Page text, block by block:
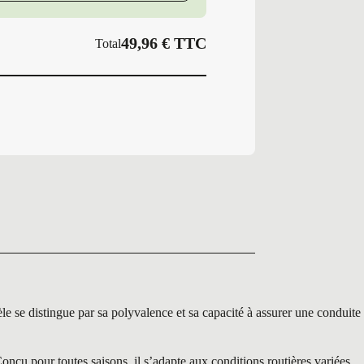
Total49,96 €TTC
distingue par sa polyvalence et sa capacité à assurer une conduite
pour toutes saisons, il s’adapte aux conditions routières variées